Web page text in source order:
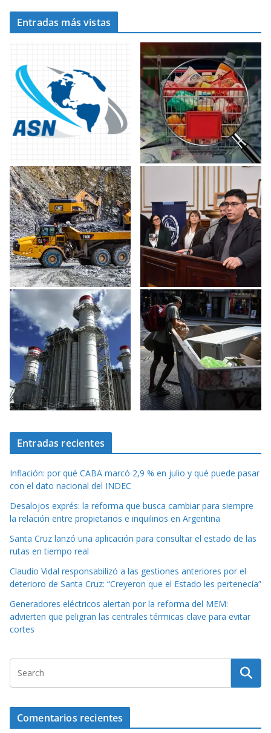
Entradas más vistas
Entradas recientes
Inflación: por qué CABA marcó 2,9 % en julio y qué puede pasar
con el dato nacional del INDEC
Desalojos exprés: la reforma que busca cambiar para siempre
la relación entre propietarios e inquilinos en Argentina
Santa Cruz lanzó una aplicación para consultar el estado de las
rutas en tiempo real
Claudio Vidal responsabilizó a las gestiones anteriores por el
deterioro de Santa Cruz: “Creyeron que el Estado les pertenecía”
Generadores eléctricos alertan por la reforma del MEM:
advierten que peligran las centrales térmicas clave para evitar
cortes
Comentarios recientes